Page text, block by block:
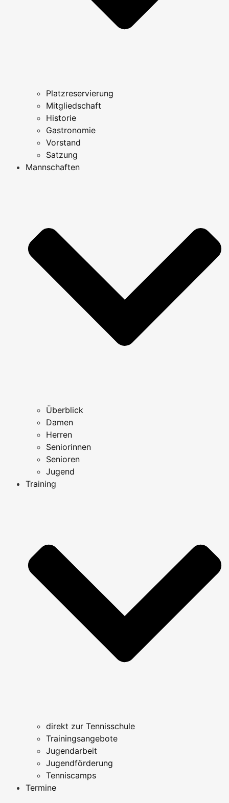
Platzreservierung
Mitgliedschaft
Historie
Gastronomie
Vorstand
Satzung
Mannschaften
Überblick
Damen
Herren
Seniorinnen
Senioren
Jugend
Training
direkt zur Tennisschule
Trainingsangebote
Jugendarbeit
Jugendförderung
Tenniscamps
Termine